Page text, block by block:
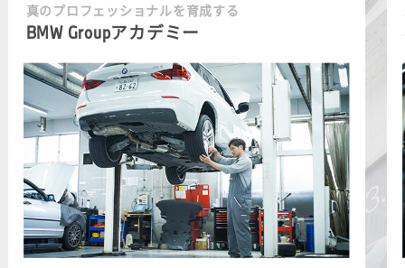
真のプロフェッショナルを育成する
BMW Groupアカデミー